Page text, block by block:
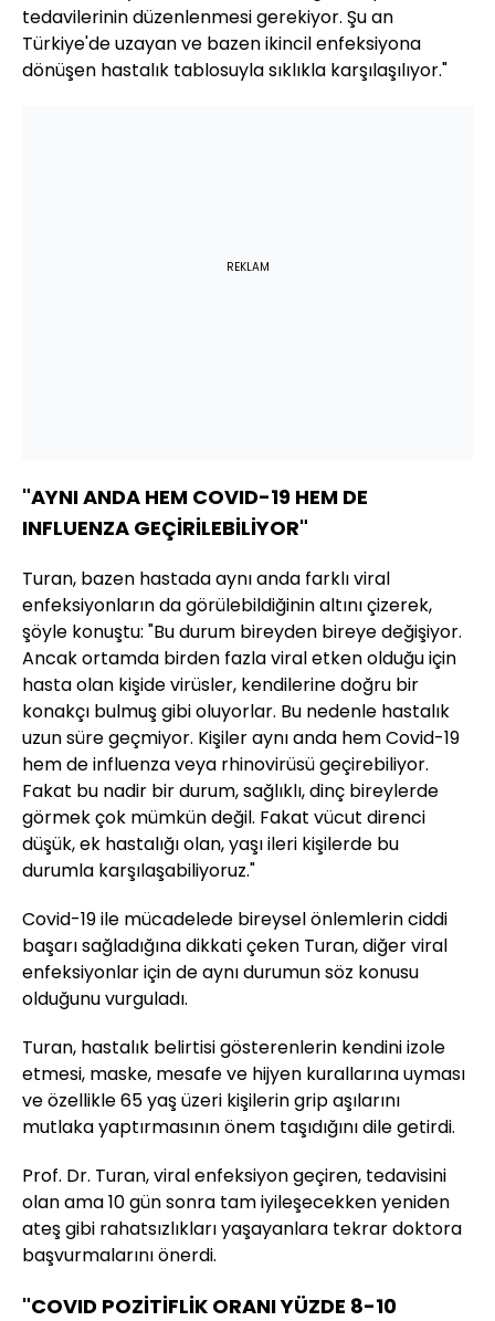
tedavilerinin düzenlenmesi gerekiyor. Şu an
Türkiye'de uzayan ve bazen ikincil enfeksiyona
dönüşen hastalık tablosuyla sıklıkla karşılaşılıyor."
REKLAM
"AYNI ANDA HEM COVID-19 HEM DE
INFLUENZA GEÇİRİLEBİLİYOR"
Turan, bazen hastada aynı anda farklı viral
enfeksiyonların da görülebildiğinin altını çizerek,
şöyle konuştu: "Bu durum bireyden bireye değişiyor.
Ancak ortamda birden fazla viral etken olduğu için
hasta olan kişide virüsler, kendilerine doğru bir
konakçı bulmuş gibi oluyorlar. Bu nedenle hastalık
uzun süre geçmiyor. Kişiler aynı anda hem Covid-19
hem de influenza veya rhinovirüsü geçirebiliyor.
Fakat bu nadir bir durum, sağlıklı, dinç bireylerde
görmek çok mümkün değil. Fakat vücut direnci
düşük, ek hastalığı olan, yaşı ileri kişilerde bu
durumla karşılaşabiliyoruz."
Covid-19 ile mücadelede bireysel önlemlerin ciddi
başarı sağladığına dikkati çeken Turan, diğer viral
enfeksiyonlar için de aynı durumun söz konusu
olduğunu vurguladı.
Turan, hastalık belirtisi gösterenlerin kendini izole
etmesi, maske, mesafe ve hijyen kurallarına uyması
ve özellikle 65 yaş üzeri kişilerin grip aşılarını
mutlaka yaptırmasının önem taşıdığını dile getirdi.
Prof. Dr. Turan, viral enfeksiyon geçiren, tedavisini
olan ama 10 gün sonra tam iyileşecekken yeniden
ateş gibi rahatsızlıkları yaşayanlara tekrar doktora
başvurmalarını önerdi.
"COVID POZİTİFLİK ORANI YÜZDE 8-10